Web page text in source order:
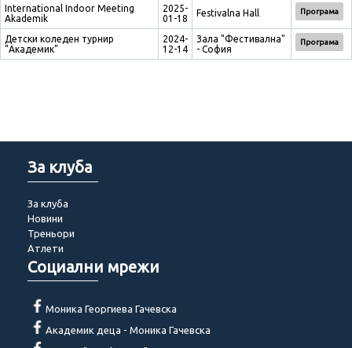
International Indoor Meeting
Akademik
2025-
01-18
Festivalna Hall Програма
Детски коледен турнир
"Академик"
2024-
12-14
Зала "Фестивална"
- София
Програма
За клуба
За клуба
Новини
Треньори
Атлети
Социални мрежи
Моника Георгиева Гачевска
Академик деца - Моника Гачевска